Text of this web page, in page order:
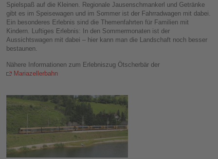
Spielspaß auf die Kleinen. Regionale Jausenschmankerl und Getränke
gibt es im Speisewagen und im Sommer ist der Fahrradwagen mit dabei.
Ein besonderes Erlebnis sind die Themenfahrten für Familien mit
Kindern. Luftiges Erlebnis: In den Sommermonaten ist der
Aussichtswagen mit dabei – hier kann man die Landschaft noch besser
bestaunen.
Nähere Informationen zum Erlebniszug Ötscherbär der
Mariazellerbahn